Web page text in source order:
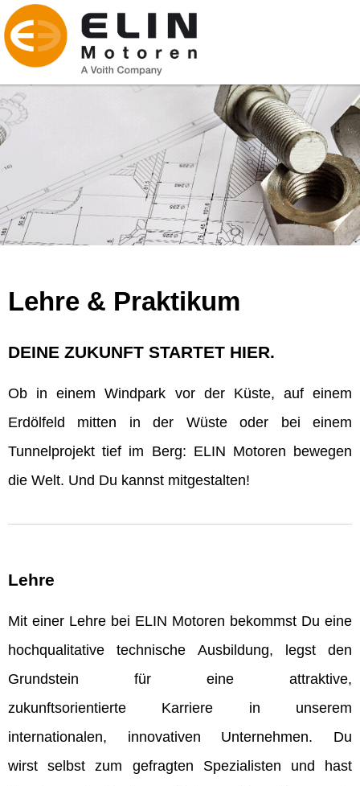
Lehre & Praktikum
DEINE ZUKUNFT STARTET HIER.
Ob in einem Windpark vor der Küste, auf einem
Erdölfeld mitten in der Wüste oder bei einem
Tunnelprojekt tief im Berg: ELIN Motoren bewegen
die Welt. Und Du kannst mitgestalten!
Lehre
Mit einer Lehre bei ELIN Motoren bekommst Du eine
hochqualitative technische Ausbildung, legst den
Grundstein für eine attraktive,
zukunftsorientierte Karriere in unserem
internationalen, innovativen Unternehmen. Du
wirst selbst zum gefragten Spezialisten und hast